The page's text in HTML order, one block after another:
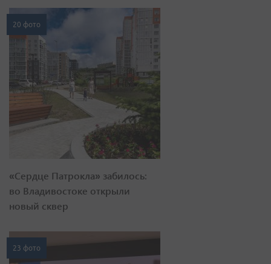
20 фото
«Сердце Патрокла» забилось:
во Владивостоке открыли
новый сквер
23 фото